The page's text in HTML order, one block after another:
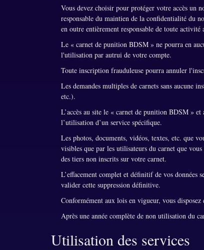
Vous devez choisir pour protéger votre accès un
responsable du maintien de la confidentialité du
en outre entièrement responsable de toute
Le « carnet de punition BDSM » ne pourra en
l'utilisation par autrui de votre compte.
Toute inscription frauduleuse pourra annuler
Les demandes multiples de carnets sans aucune
etc.).
L’accès au site le « carnet de punition BDSM »
l’utilisation d’un service spécifique.
Les photos, documents, vidéos, textes, etc. que
visibles que par les utilisateurs du carnet que
des tiers non inscrits sur votre carnet.
L’effacement complet et définitif de vos données
valider cette suppression définitive.
Conformément aux lois en vigueur, vous
Après une année complète de non utilisation du
Utilisation des services